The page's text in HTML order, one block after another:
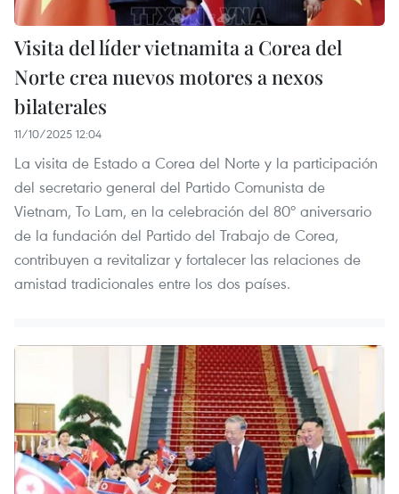
Visita del líder vietnamita a Corea del
Norte crea nuevos motores a nexos
bilaterales
11/10/2025 12:04
La visita de Estado a Corea del Norte y la participación
del secretario general del Partido Comunista de
Vietnam, To Lam, en la celebración del 80º aniversario
de la fundación del Partido del Trabajo de Corea,
contribuyen a revitalizar y fortalecer las relaciones de
amistad tradicionales entre los dos países.